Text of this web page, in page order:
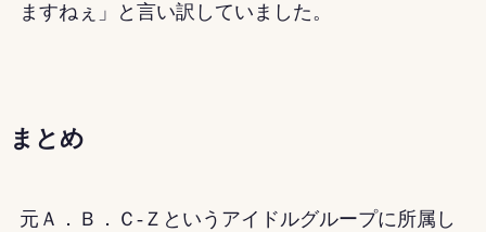
ますねぇ」と言い訳していました。
まとめ
元Ａ．Ｂ．Ｃ-Ｚというアイドルグループに所属し